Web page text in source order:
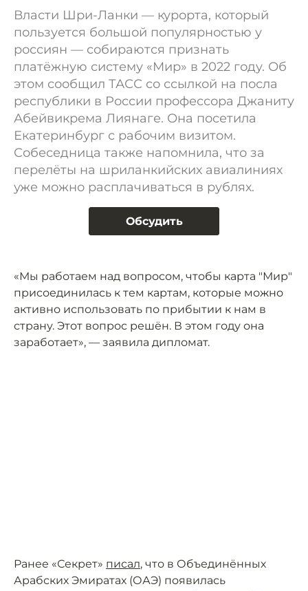
Власти Шри-Ланки — курорта, который
пользуется большой популярностью у
россиян — собираются признать
платёжную систему «Мир» в 2022 году. Об
этом сообщил ТАСС со ссылкой на посла
республики в России профессора Джаниту
Абейвикрема Лиянаге. Она посетила
Екатеринбург с рабочим визитом.
Собеседница также напомнила, что за
перелёты на шриланкийских авиалиниях
уже можно расплачиваться в рублях.
Обсудить
«Мы работаем над вопросом, чтобы карта "Мир"
присоединилась к тем картам, которые можно
активно использовать по прибытии к нам в
страну. Этот вопрос решён. В этом году она
заработает», — заявила дипломат.
Ранее «Секрет» писал, что в Объединённых
Арабских Эмиратах (ОАЭ) появилась